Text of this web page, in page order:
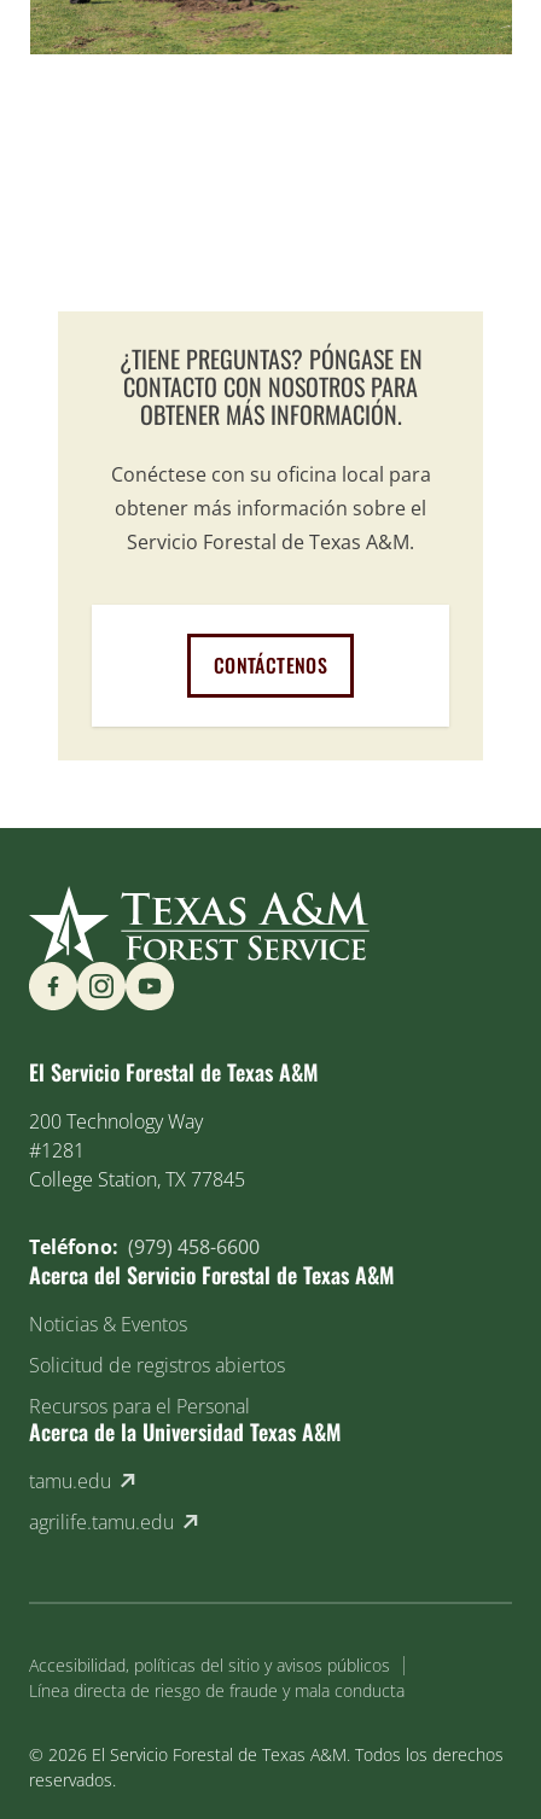
¿TIENE PREGUNTAS? PÓNGASE EN
CONTACTO CON NOSOTROS PARA
OBTENER MÁS INFORMACIÓN.
Conéctese con su oficina local para
obtener más información sobre el
Servicio Forestal de Texas A&M.
CONTÁCTENOS
Find us on Social Media
El Servicio Forestal de Texas A&M
200 Technology Way
#1281
College Station, TX 77845
Teléfono: (979) 458-6600
Acerca del Servicio Forestal de Texas A&M
Noticias & Eventos
Solicitud de registros abiertos
Recursos para el Personal
Acerca de la Universidad Texas A&M
tamu.edu (external link)
agrilife.tamu.edu (external link)
Accesibilidad, políticas del sitio y avisos públicos
Línea directa de riesgo de fraude y mala conducta
© 2026 El Servicio Forestal de Texas A&M. Todos los derechos
reservados.